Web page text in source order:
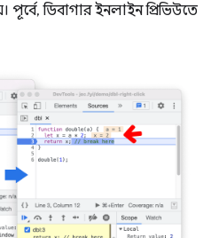
ডিবাগার ইনলাইন প্রিভিউতে